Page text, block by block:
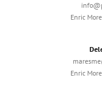
Enric
Enric